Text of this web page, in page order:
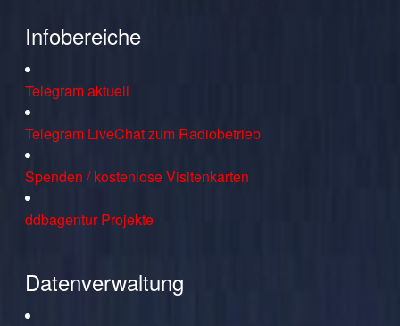
Infobereiche
Telegram aktuell
Telegram LiveChat zum Radiobetrieb
Spenden / kostenlose Visitenkarten
ddbagentur Projekte
Datenverwaltung